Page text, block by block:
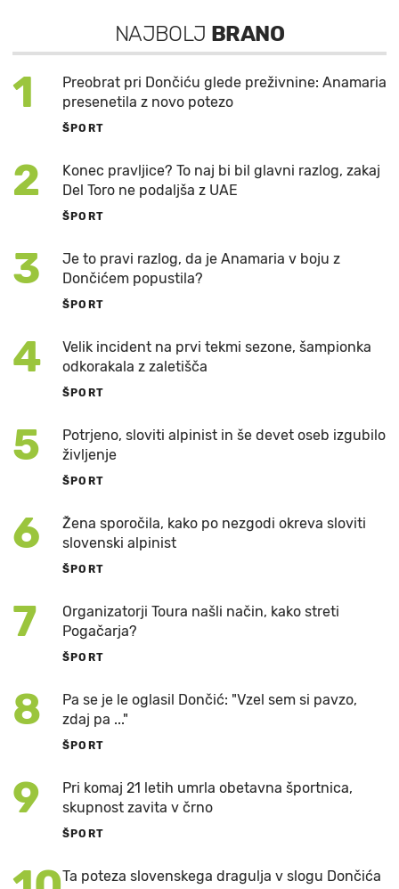
NAJBOLJ BRANO
1
Preobrat pri Dončiću glede preživnine: Anamaria
presenetila z novo potezo
ŠPORT
2
Konec pravljice? To naj bi bil glavni razlog, zakaj
Del Toro ne podaljša z UAE
ŠPORT
3
Je to pravi razlog, da je Anamaria v boju z
Dončićem popustila?
ŠPORT
4
Velik incident na prvi tekmi sezone, šampionka
odkorakala z zaletišča
ŠPORT
5
Potrjeno, sloviti alpinist in še devet oseb izgubilo
življenje
ŠPORT
6
Žena sporočila, kako po nezgodi okreva sloviti
slovenski alpinist
ŠPORT
7
Organizatorji Toura našli način, kako streti
Pogačarja?
ŠPORT
8
Pa se je le oglasil Dončić: "Vzel sem si pavzo,
zdaj pa ..."
ŠPORT
9
Pri komaj 21 letih umrla obetavna športnica,
skupnost zavita v črno
ŠPORT
Ta poteza slovenskega dragulja v slogu Dončića